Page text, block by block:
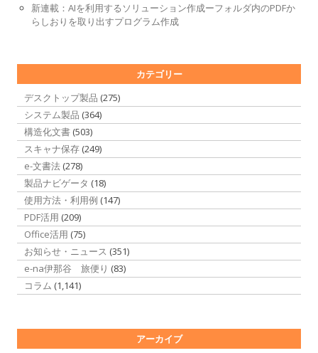
新連載：AIを利用するソリューション作成ーフォルダ内のPDFか
らしおりを取り出すプログラム作成
カテゴリー
デスクトップ製品 (275)
システム製品 (364)
構造化文書 (503)
スキャナ保存 (249)
e-文書法 (278)
製品ナビゲータ (18)
使用方法・利用例 (147)
PDF活用 (209)
Office活用 (75)
お知らせ・ニュース (351)
e-na伊那谷 旅便り (83)
コラム (1,141)
アーカイブ